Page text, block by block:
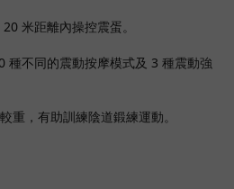
米距離內操控震蛋。
種不同的震動按摩模式及 3 種震動強
重，有助訓練陰道鍛練運動。